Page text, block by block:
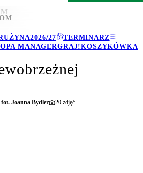
2026/27
TERMINARZ
MANAGERGRAJ!KOSZYKÓWKA
fot. Joanna Bydler 20 zdjęć